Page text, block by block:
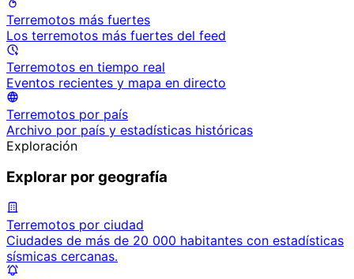
Terremotos más fuertes
Los terremotos más fuertes del feed
Terremotos en tiempo real
Eventos recientes y mapa en directo
Terremotos por país
Archivo por país y estadísticas históricas
Exploración
Explorar por geografía
Terremotos por ciudad
Ciudades de más de 20 000 habitantes con estadísticas
sísmicas cercanas.